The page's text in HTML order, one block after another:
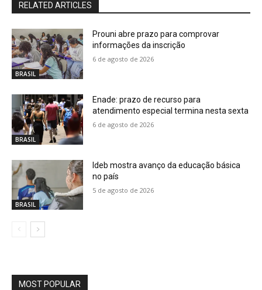
RELATED ARTICLES
BRASIL
Prouni abre prazo para comprovar
informações da inscrição
6 de agosto de 2026
BRASIL
Enade: prazo de recurso para
atendimento especial termina nesta sexta
6 de agosto de 2026
BRASIL
Ideb mostra avanço da educação básica
no país
5 de agosto de 2026
MOST POPULAR